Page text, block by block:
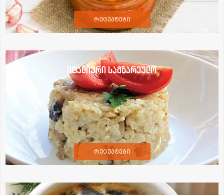
რეცეპტები
იტალიური სამზარეულო
რეცეპტები